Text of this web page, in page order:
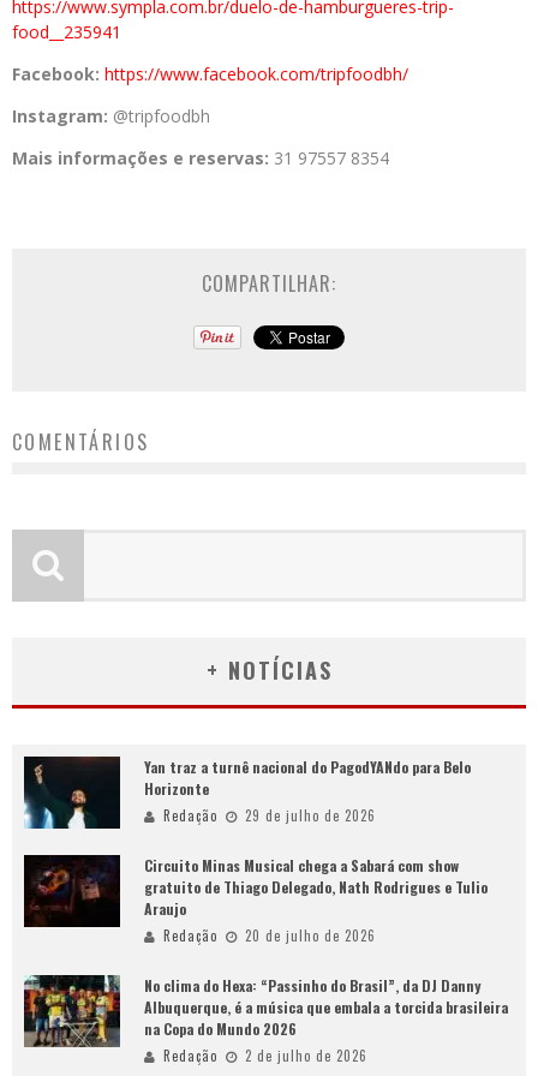
https://www.sympla.com.br/duelo-de-hamburgueres-trip-
food__235941
Facebook: https://www.facebook.com/tripfoodbh/
Instagram: @tripfoodbh
Mais informações e reservas: 31 97557 8354
COMPARTILHAR:
COMENTÁRIOS
+ NOTÍCIAS
Yan traz a turnê nacional do PagodYANdo para Belo
Horizonte
Redação 29 de julho de 2026
Circuito Minas Musical chega a Sabará com show
gratuito de Thiago Delegado, Nath Rodrigues e Tulio
Araujo
Redação 20 de julho de 2026
No clima do Hexa: “Passinho do Brasil”, da DJ Danny
Albuquerque, é a música que embala a torcida brasileira
na Copa do Mundo 2026
Redação 2 de julho de 2026